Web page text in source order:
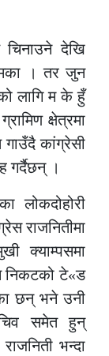
चिनाउने देखि
। तर जुन
लागि म के हुँ
क्षेत्रमा
गाउँदै कांग्रेसी
गर्दैछन् ।
लोकदोहोरी
राजनितीमा
क्याम्पसमा
निकटको टे«ड
छन् भने उनी
समेत हुन्
भन्दा